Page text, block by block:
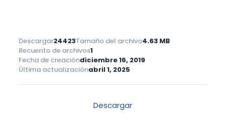
Descargar24423Tamaño del archivo4.63 MB
Recuento de archivos1
Fecha de creacióndiciembre 16, 2019
Última actualizaciónabril 1, 2025
Descargar